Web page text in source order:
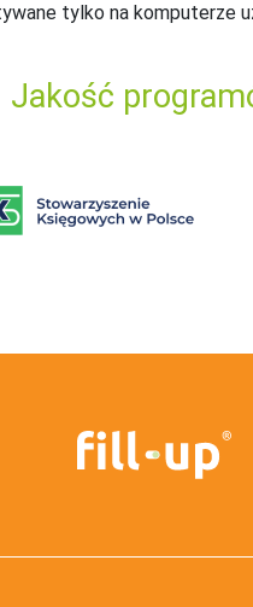
tylko na komputerze
Jakość